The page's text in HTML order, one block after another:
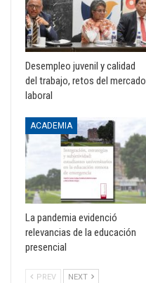
Desempleo juvenil y calidad
del trabajo, retos del mercado
laboral
ACADEMIA
La pandemia evidenció
relevancias de la educación
presencial
PREV NEXT